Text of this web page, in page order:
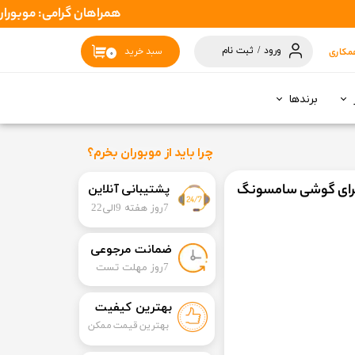
برندها
۰ سبد خرید ورود / ثبت نام
خروج از حساب
کاربری
همراهان گرامی: موبوران سفارشات شما را در اسرع وقت ( 1 تا 2 روز
​​پشتیبانی آنلاین
7روز هفته 9الی22
چرا باید از موبوران بخرم؟
​ضمانت مرجوعی
​7روز مهلت تست
بهترین کیفیت
بهترین قیمت ممکن